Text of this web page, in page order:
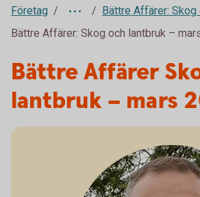
Företag
Bättre Affärer: Skog
Bättre Affärer: Skog och lantbruk –
Bättre Affärer
lantbruk – mars